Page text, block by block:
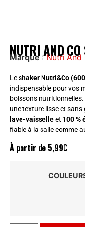
NUTRI AND
Marque :Nutri And
Leshaker Nutri&Co
indispensable pour vos
boissons
une texture lisse et sans
lave-vaisselleet 100 %
fiable à la salle comme
À partir de 5,99€